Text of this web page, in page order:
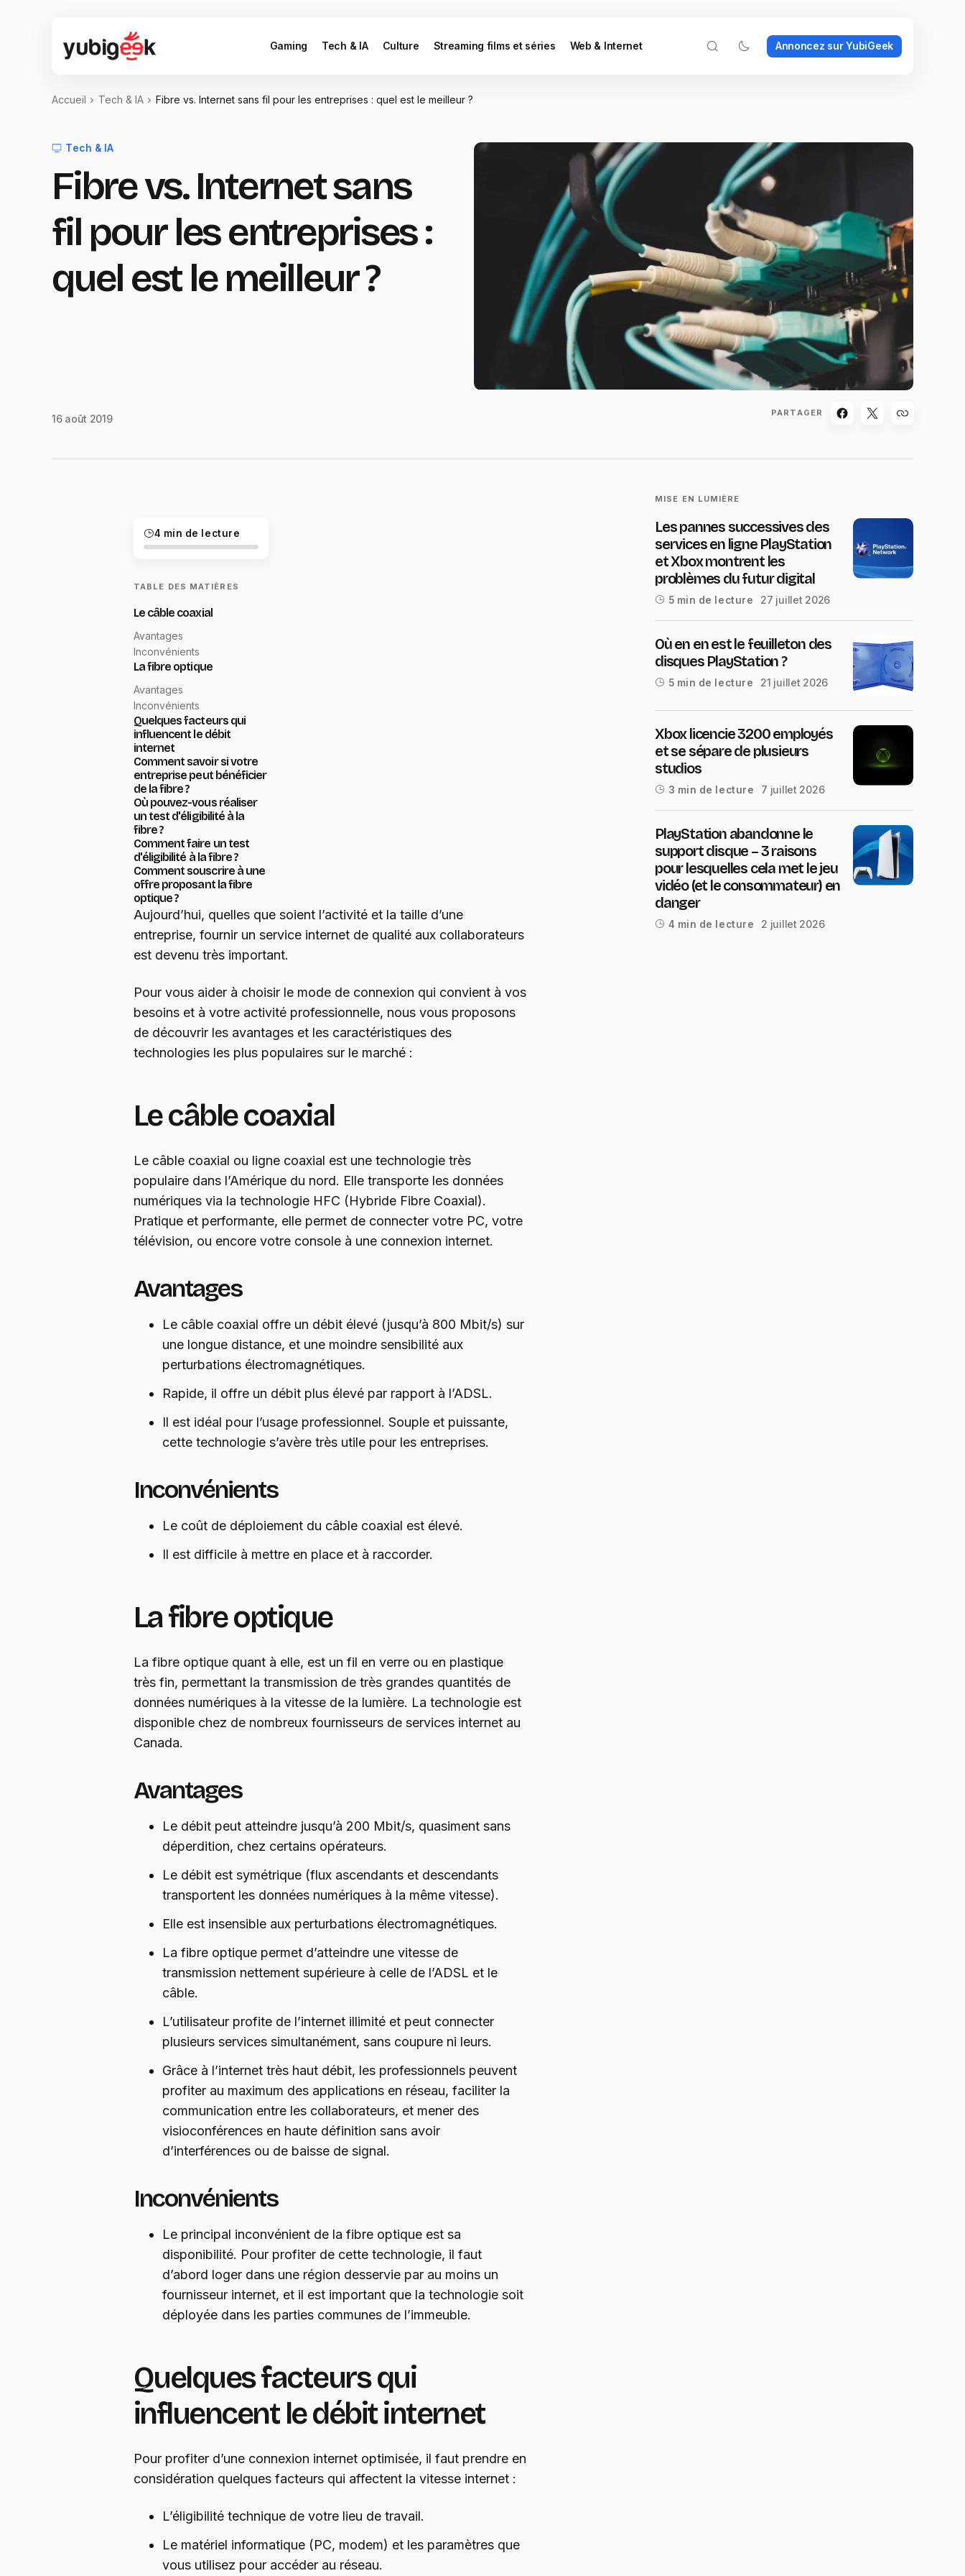
Gaming Tech & IA Culture Streaming films et séries Web & Internet Annoncez sur YubiGeek
Accueil Tech & IA Fibre vs. Internet sans fil pour les entreprises : quel est le meilleur ?
Tech & IA
Fibre vs. Internet sans
fil pour les entreprises :
quel est le meilleur ?
16 août 2019 PARTAGER
4 min de lecture
TABLE DES MATIÈRES
Le câble coaxial
Avantages
Inconvénients
La fibre optique
Avantages
Inconvénients
Quelques facteurs qui
influencent le débit
internet
Comment savoir si votre
entreprise peut bénéficier
de la fibre ?
Où pouvez-vous réaliser
un test d'éligibilité à la
fibre ?
Comment faire un test
d'éligibilité à la fibre ?
Comment souscrire à une
offre proposant la fibre
optique ?
Aujourd’hui, quelles que soient l’activité et la taille d’une
entreprise, fournir un service internet de qualité aux collaborateurs
est devenu très important.
Pour vous aider à choisir le mode de connexion qui convient à vos
besoins et à votre activité professionnelle, nous vous proposons
de découvrir les avantages et les caractéristiques des
technologies les plus populaires sur le marché :
Le câble coaxial
Le câble coaxial ou ligne coaxial est une technologie très
populaire dans l’Amérique du nord. Elle transporte les données
numériques via la technologie HFC (Hybride Fibre Coaxial).
Pratique et performante, elle permet de connecter votre PC, votre
télévision, ou encore votre console à une connexion internet.
Avantages
Le câble coaxial offre un débit élevé (jusqu’à 800 Mbit/s) sur
une longue distance, et une moindre sensibilité aux
perturbations électromagnétiques.
Rapide, il offre un débit plus élevé par rapport à l’ADSL.
Il est idéal pour l’usage professionnel. Souple et puissante,
cette technologie s’avère très utile pour les entreprises.
Inconvénients
Le coût de déploiement du câble coaxial est élevé.
Il est difficile à mettre en place et à raccorder.
La fibre optique
La fibre optique quant à elle, est un fil en verre ou en plastique
très fin, permettant la transmission de très grandes quantités de
données numériques à la vitesse de la lumière. La technologie est
disponible chez de nombreux fournisseurs de services internet au
Canada.
Avantages
Le débit peut atteindre jusqu’à 200 Mbit/s, quasiment sans
déperdition, chez certains opérateurs.
Le débit est symétrique (flux ascendants et descendants
transportent les données numériques à la même vitesse).
Elle est insensible aux perturbations électromagnétiques.
La fibre optique permet d’atteindre une vitesse de
transmission nettement supérieure à celle de l’ADSL et le
câble.
L’utilisateur profite de l’internet illimité et peut connecter
plusieurs services simultanément, sans coupure ni leurs.
Grâce à l’internet très haut débit, les professionnels peuvent
profiter au maximum des applications en réseau, faciliter la
communication entre les collaborateurs, et mener des
visioconférences en haute définition sans avoir
d’interférences ou de baisse de signal.
Inconvénients
Le principal inconvénient de la fibre optique est sa
disponibilité. Pour profiter de cette technologie, il faut
d’abord loger dans une région desservie par au moins un
fournisseur internet, et il est important que la technologie soit
déployée dans les parties communes de l’immeuble.
Quelques facteurs qui
influencent le débit internet
Pour profiter d’une connexion internet optimisée, il faut prendre en
considération quelques facteurs qui affectent la vitesse internet :
L’éligibilité technique de votre lieu de travail.
Le matériel informatique (PC, modem) et les paramètres que
vous utilisez pour accéder au réseau.
MISE EN LUMIÈRE
Les pannes successives des
services en ligne PlayStation
et Xbox montrent les
problèmes du futur digital
5 min de lecture 27 juillet 2026
Où en en est le feuilleton des
disques PlayStation ?
5 min de lecture 21 juillet 2026
Xbox licencie 3200 employés
et se sépare de plusieurs
studios
3 min de lecture 7 juillet 2026
PlayStation abandonne le
support disque – 3 raisons
pour lesquelles cela met le jeu
vidéo (et le consommateur) en
danger
4 min de lecture 2 juillet 2026